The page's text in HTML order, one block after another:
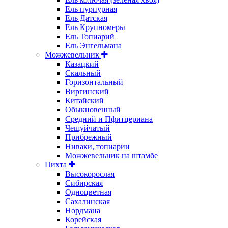
Ель пурпурная
Ель Датская
Ель Крупномеры
Ель Топиарий
Ель Энгельмана
Можжевельник
Казацкий
Скальный
Горизонтальный
Виргинский
Китайский
Обыкновенный
Средний и Пфитцериана
Чешуйчатый
Прибрежный
Ниваки, топиарии
Можжевельник на штамбе
Пихта
Высокорослая
Сибирская
Одноцветная
Сахалинская
Нордмана
Корейская